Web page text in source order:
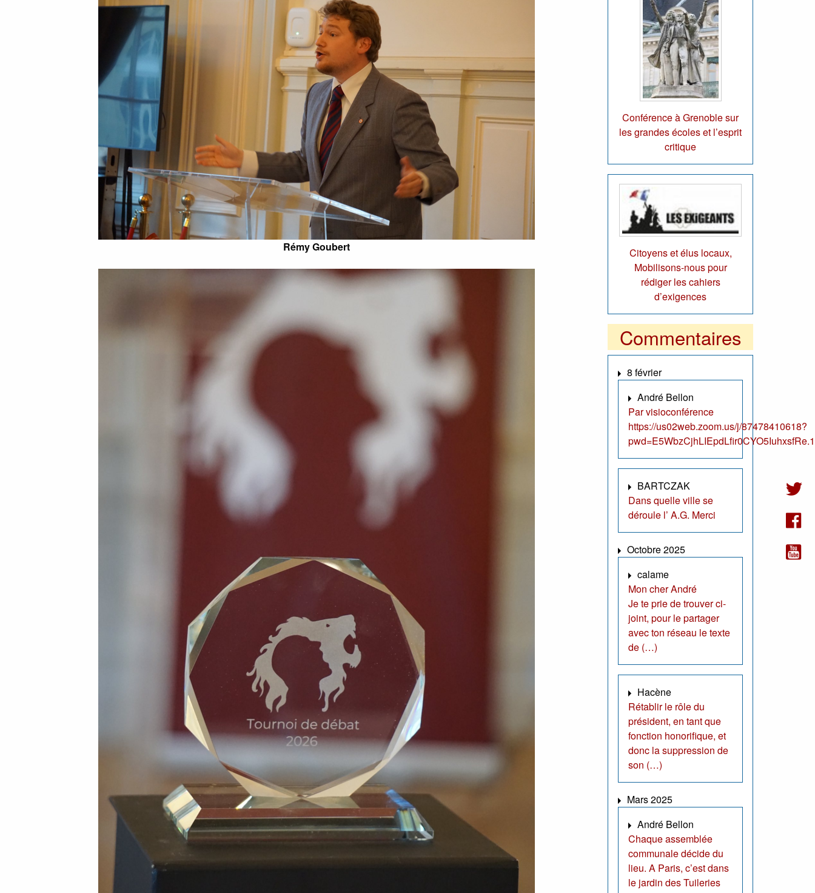
Rémy Goubert
Conférence à Grenoble sur
les grandes écoles et l’esprit
critique
Citoyens et élus locaux,
Mobilisons-nous pour
rédiger les cahiers
d’exigences
Commentaires
8 février
André Bellon
Par visioconférence
https://us02web.zoom.us/j/87478410618?
BARTCZAK
Dans quelle ville se
déroule l’ A.G. Merci
Octobre 2025
calame
Mon cher André
Je te prie de trouver ci-
joint, pour le partager
avec ton réseau le texte
de (…)
Hacène
Rétablir le rôle du
président, en tant que
fonction honorifique, et
donc la suppression de
son (…)
Mars 2025
André Bellon
Chaque assemblée
communale décide du
lieu. A Paris, c’est dans
le jardin des Tuileries